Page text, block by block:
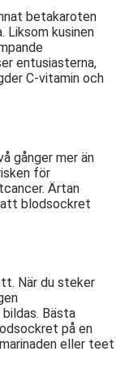
betakaroten
Liksom kusinen
entusiasterna,
C-vitamin och
gånger mer än
för
Ärtan
att blodsockret
När du steker
Bästa
på en
eller teet